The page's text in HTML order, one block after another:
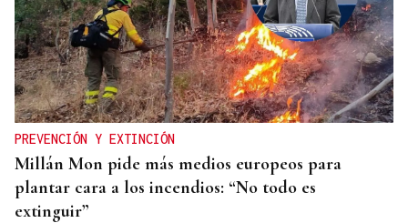
PREVENCIÓN Y EXTINCIÓN
Millán Mon pide más medios europeos para
plantar cara a los incendios: “No todo es
extinguir”